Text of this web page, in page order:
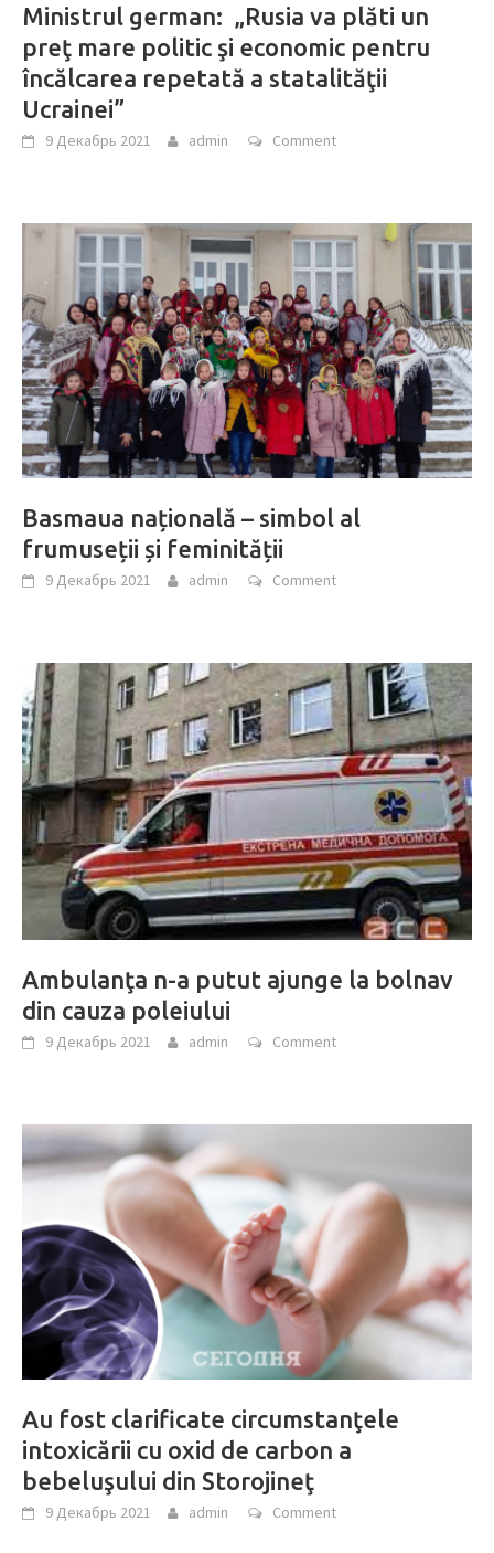
Ministrul german: „Rusia va plăti un
preţ mare politic şi economic pentru
încălcarea repetată a statalităţii
Ucrainei”
9 Декабрь 2021 admin Comment
Basmaua națională – simbol al
frumuseții și feminității
9 Декабрь 2021 admin Comment
Ambulanţa n-a putut ajunge la bolnav
din cauza poleiului
9 Декабрь 2021 admin Comment
Au fost clarificate circumstanţele
intoxicării cu oxid de carbon a
bebeluşului din Storojineţ
9 Декабрь 2021 admin Comment